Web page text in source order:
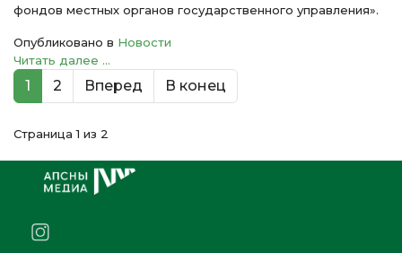
фондов местных органов государственного управления».
Опубликовано в Новости
Читать далее ...
1 2 Вперед В конец
Страница 1 из 2